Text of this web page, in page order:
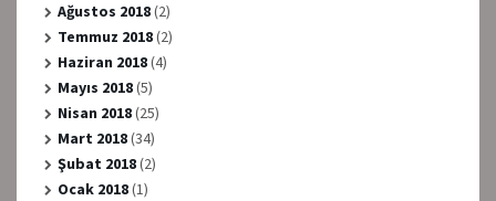
Ağustos 2018(2)
Temmuz 2018(2)
Haziran 2018(4)
Mayıs 2018(5)
Nisan 2018(25)
Mart 2018(34)
Şubat 2018(2)
Ocak 2018(1)